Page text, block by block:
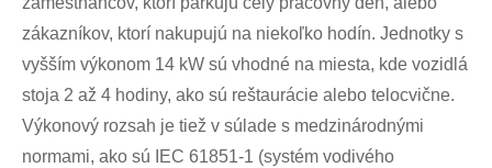
zákazníkov, ktorí nakupujú na niekoľko hodín. Jednotky s
vyšším výkonom 14 kW sú vhodné na miesta, kde vozidlá
stoja 2 až 4 hodiny, ako sú reštaurácie alebo telocvične.
Výkonový rozsah je tiež v súlade s medzinárodnými
normami, ako sú IEC 61851-1 (systém vodivého